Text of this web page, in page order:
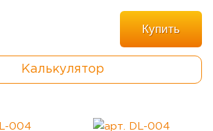
Купить
Калькулятор